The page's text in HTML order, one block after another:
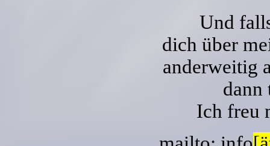
Und
dich über
anderweitig
dann
Ich freu